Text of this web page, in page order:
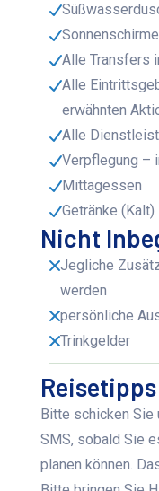
Sonnenschirme
Alle Transfers
Alle
erwähnten
Alle
Verpflegung –
Mittagessen
Getränke (Kalt)
Nicht
Jegliche
werden
persönliche
Trinkgelder
Reisetipps
Bitte schicken Sie
SMS, sobald Sie
planen können.